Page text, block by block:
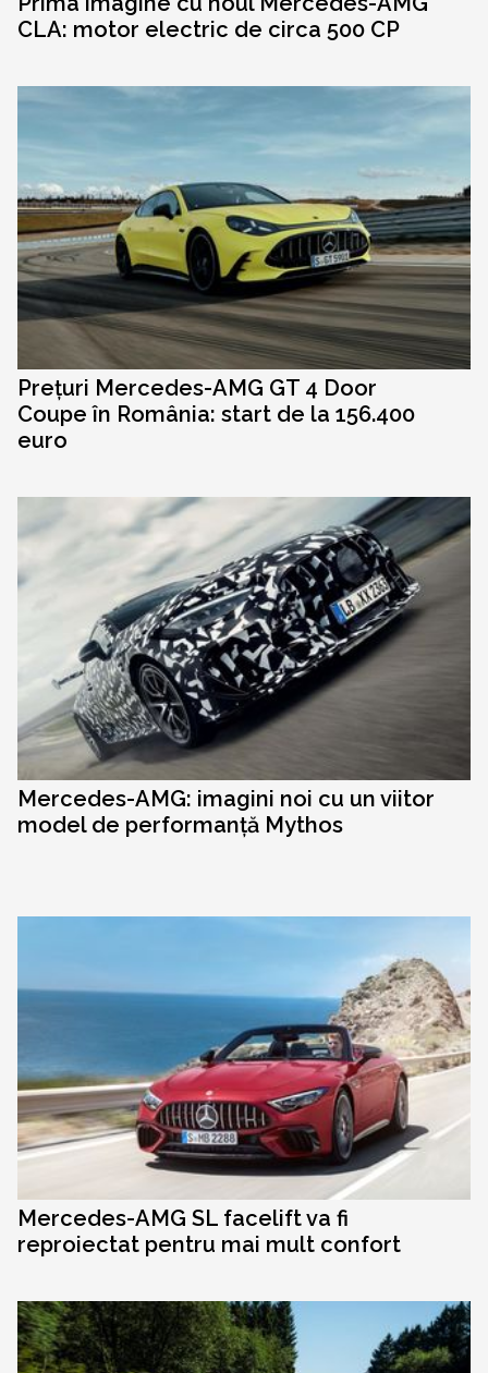
CLA: motor electric de circa 500 CP
Prețuri Mercedes-AMG GT 4 Door
Coupe în România: start de la 156.400
euro
Mercedes-AMG: imagini noi cu un viitor
model de performanță Mythos
Mercedes-AMG SL facelift va fi
reproiectat pentru mai mult confort